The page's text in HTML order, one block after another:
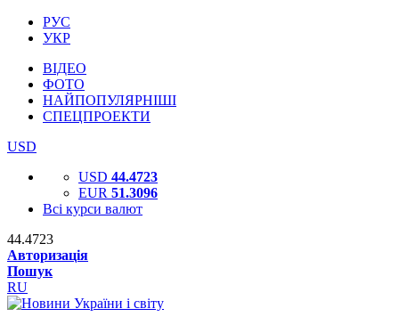
РУС
УКР
ВІДЕО
ФОТО
НАЙПОПУЛЯРНІШІ
СПЕЦПРОЕКТИ
USD
USD 44.4723
EUR 51.3096
Всі курси валют
44.4723
Авторизація
Пошук
RU